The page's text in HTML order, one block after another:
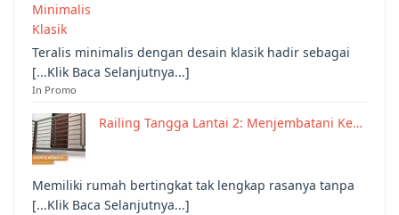
Teralis minimalis dengan desain klasik hadir sebagai
[...Klik Baca Selanjutnya...]
In Promo
Railing Tangga Lantai 2: Menjembatani Ke…
Memiliki rumah bertingkat tak lengkap rasanya tanpa
[...Klik Baca Selanjutnya...]